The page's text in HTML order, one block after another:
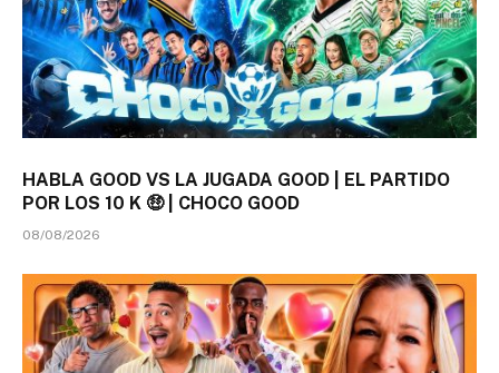
HABLA GOOD VS LA JUGADA GOOD | EL PARTIDO
POR LOS 10 K 🤑 | CHOCO GOOD
08/08/2026